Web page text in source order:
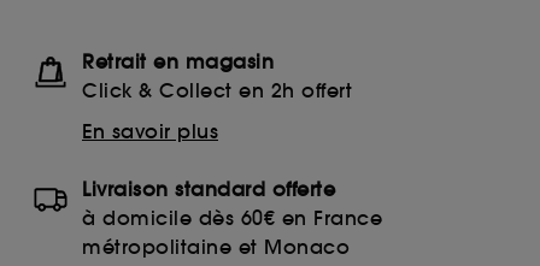
Retrait en magasin
Click & Collect en 2h offert
En savoir plus
Livraison standard offerte
à domicile dès 60€ en France
métropolitaine et Monaco